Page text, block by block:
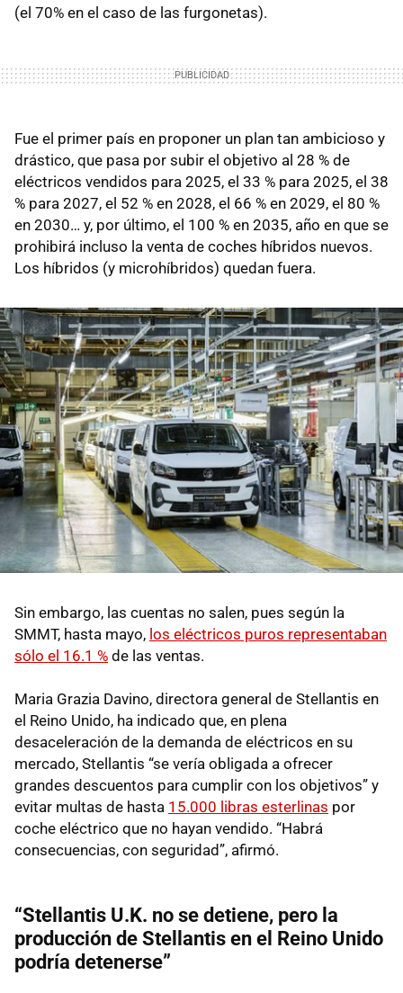
(el 70% en el caso de las furgonetas).
Fue el primer país en proponer un plan tan ambicioso y
drástico, que pasa por subir el objetivo al 28 % de
eléctricos vendidos para 2025, el 33 % para 2025, el 38
% para 2027, el 52 % en 2028, el 66 % en 2029, el 80 %
en 2030… y, por último, el 100 % en 2035, año en que se
prohibirá incluso la venta de coches híbridos nuevos.
Los híbridos (y microhíbridos) quedan fuera.
Sin embargo, las cuentas no salen, pues según la
SMMT, hasta mayo, los eléctricos puros representaban
sólo el 16.1 % de las ventas.
Maria Grazia Davino, directora general de Stellantis en
el Reino Unido, ha indicado que, en plena
desaceleración de la demanda de eléctricos en su
mercado, Stellantis “se vería obligada a ofrecer
grandes descuentos para cumplir con los objetivos” y
evitar multas de hasta 15.000 libras esterlinas por
coche eléctrico que no hayan vendido. “Habrá
consecuencias, con seguridad”, afirmó.
“Stellantis U.K. no se detiene, pero la
producción de Stellantis en el Reino Unido
podría detenerse”